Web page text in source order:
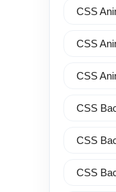
CSS
CSS
CSS
CSS
CSS
CSS